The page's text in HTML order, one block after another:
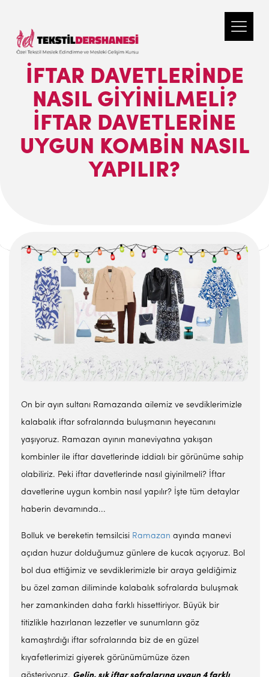
İFTAR DAVETLERINDE
NASIL GIYINILMELI?
İFTAR DAVETLERINE
UYGUN KOMBIN NASIL
YAPILIR?
On bir ayın sultanı Ramazanda ailemiz ve sevdiklerimizle
kalabalık iftar sofralarında buluşmanın heyecanını
yaşıyoruz. Ramazan ayının maneviyatına yakışan
kombinler ile iftar davetlerinde iddialı bir görünüme sahip
olabiliriz. Peki iftar davetlerinde nasıl giyinilmeli? İftar
davetlerine uygun kombin nasıl yapılır? İşte tüm detaylar
haberin devamında...
Bolluk ve bereketin temsilcisi Ramazan ayında manevi
açıdan huzur dolduğumuz günlere de kucak açıyoruz. Bol
bol dua ettiğimiz ve sevdiklerimizle bir araya geldiğimiz
bu özel zaman diliminde kalabalık sofralarda buluşmak
her zamankinden daha farklı hissettiriyor. Büyük bir
titizlikle hazırlanan lezzetler ve sunumların göz
kamaştırdığı iftar sofralarında biz de en güzel
kıyafetlerimizi giyerek görünümümüze özen